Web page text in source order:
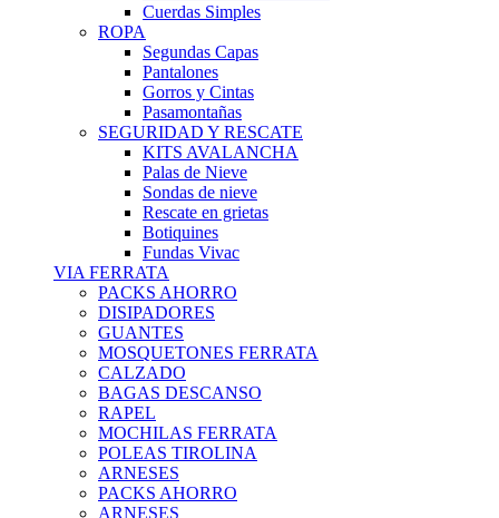
Cuerdas Simples
ROPA
Segundas Capas
Pantalones
Gorros y Cintas
Pasamontañas
SEGURIDAD Y RESCATE
KITS AVALANCHA
Palas de Nieve
Sondas de nieve
Rescate en grietas
Botiquines
Fundas Vivac
VIA FERRATA
PACKS AHORRO
DISIPADORES
GUANTES
MOSQUETONES FERRATA
CALZADO
BAGAS DESCANSO
RAPEL
MOCHILAS FERRATA
POLEAS TIROLINA
ARNESES
PACKS AHORRO
ARNESES